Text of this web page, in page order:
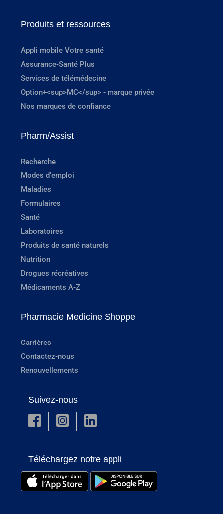
Produits et ressources
Appli mobile Votre santé
Assurance-Santé Plus
Services de télémédecine
Option+<sup>MC</sup> - marque privée
Nos marques de confiance
Pharm/Assist
Recherche
Modes d'emploi
Maladies
Formulaires
Santé
Laboratoires
Produits de santé naturels
Nutrition
Drogues récréatives
Médicaments A-Z
Pharmacie Medicine Shoppe
Carrières
Contactez-nous
Renouvellements
Suivez-nous
Téléchargez notre appli